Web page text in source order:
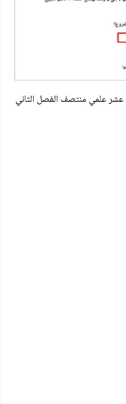
علمي منتصف الفصل الثاني